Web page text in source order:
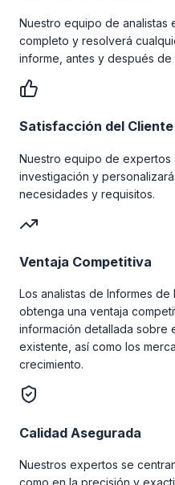
Nuestro equipo de
completo y resolverá
informe, antes y después de
Satisfacción del Cliente
Nuestro equipo de expertos
investigación y
necesidades y requisitos.
Ventaja Competitiva
Los analistas de Informes
obtenga una ventaja
información detallada sobre
existente, así como los
crecimiento.
Calidad Asegurada
Nuestros expertos se
como en la precisión y